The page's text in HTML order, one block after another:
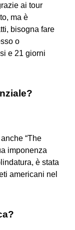
ai tour
ma è
bisogna fare
o
e 21 giorni
“The
imponenza
è stata
americani nel